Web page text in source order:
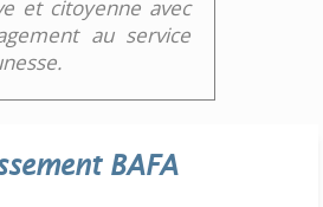
et citoyenne avec
au service
BAFA